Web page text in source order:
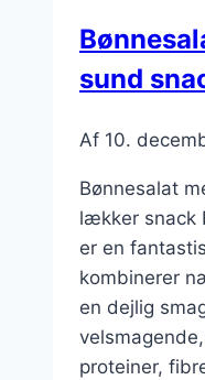
sund
Af 10.
Bønnesalat
lækker snack
er en
kombinerer
en dejlig
proteiner,